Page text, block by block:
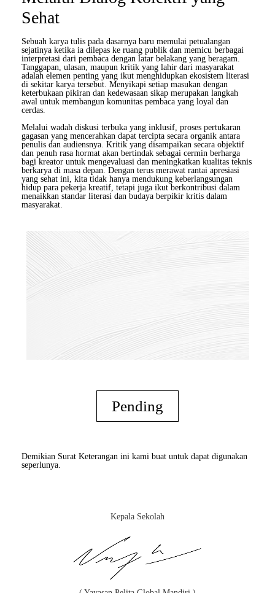
Sehat
Sebuah karya tulis pada dasarnya baru memulai petualangan
sejatinya ketika ia dilepas ke ruang publik dan memicu berbagai
interpretasi dari pembaca dengan latar belakang yang beragam.
Tanggapan, ulasan, maupun kritik yang lahir dari masyarakat
adalah elemen penting yang ikut menghidupkan ekosistem literasi
di sekitar karya tersebut. Menyikapi setiap masukan dengan
keterbukaan pikiran dan kedewasaan sikap merupakan langkah
awal untuk membangun komunitas pembaca yang loyal dan
cerdas.
Melalui wadah diskusi terbuka yang inklusif, proses pertukaran
gagasan yang mencerahkan dapat tercipta secara organik antara
penulis dan audiensnya. Kritik yang disampaikan secara objektif
dan penuh rasa hormat akan bertindak sebagai cermin berharga
bagi kreator untuk mengevaluasi dan meningkatkan kualitas teknis
berkarya di masa depan. Dengan terus merawat rantai apresiasi
yang sehat ini, kita tidak hanya mendukung keberlangsungan
hidup para pekerja kreatif, tetapi juga ikut berkontribusi dalam
menaikkan standar literasi dan budaya berpikir kritis dalam
masyarakat.
Pending
Demikian Surat Keterangan ini kami buat untuk dapat digunakan
seperlunya.
Kepala Sekolah